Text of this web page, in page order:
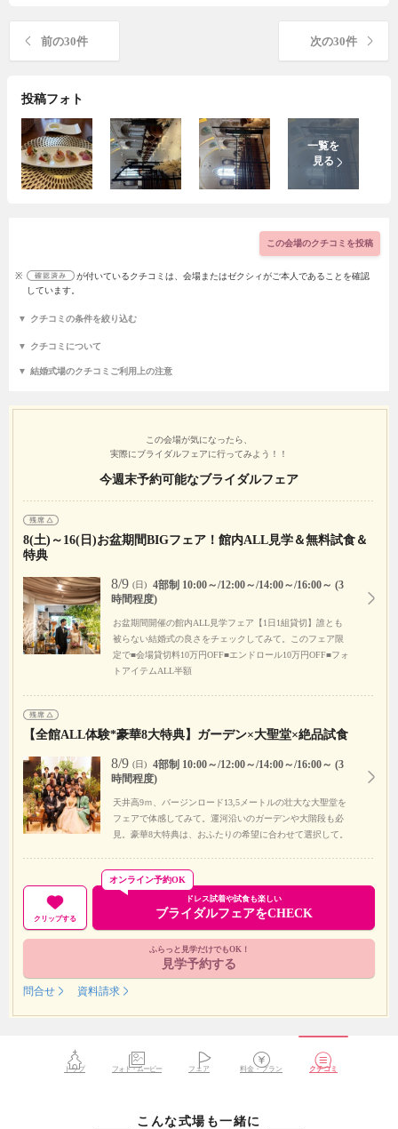
前の30件 次の30件
投稿フォト
この会場のクチコミを投稿
※
が付いているクチコミは、会場またはゼクシィがご本人であることを確認
しています。
クチコミの条件を絞り込む
クチコミについて
結婚式場のクチコミご利用上の注意
この会場が気になったら、
実際にブライダルフェアに行ってみよう！！
今週末予約可能なブライダルフェア
8(土)～16(日)お盆期間BIGフェア！館内ALL見学＆無料試食＆
特典
8/9 (日)
4部制 10:00～/12:00～/14:00～/16:00～ (3
時間程度)
お盆期間開催の館内ALL見学フェア【1日1組貸切】誰とも
被らない結婚式の良さをチェックしてみて。このフェア限
定で■会場貸切料10万円OFF■エンドロール10万円OFF■フォ
トアイテムALL半額
【全館ALL体験*豪華8大特典】ガーデン×大聖堂×絶品試食
8/9 (日)
4部制 10:00～/12:00～/14:00～/16:00～ (3
時間程度)
天井高9ｍ、バージンロード13,5メートルの壮大な大聖堂を
フェアで体感してみて。運河沿いのガーデンや大階段も必
見。豪華8大特典は、おふたりの希望に合わせて選択して。
クリップする
ドレス試着や試食も楽しい
ブライダルフェアをCHECK
オンライン予約OK
ふらっと見学だけでもOK！
見学予約する
問合せ 資料請求
トップ フォト・ムービー フェア 料金・プラン クチコミ
こんな式場も一緒に